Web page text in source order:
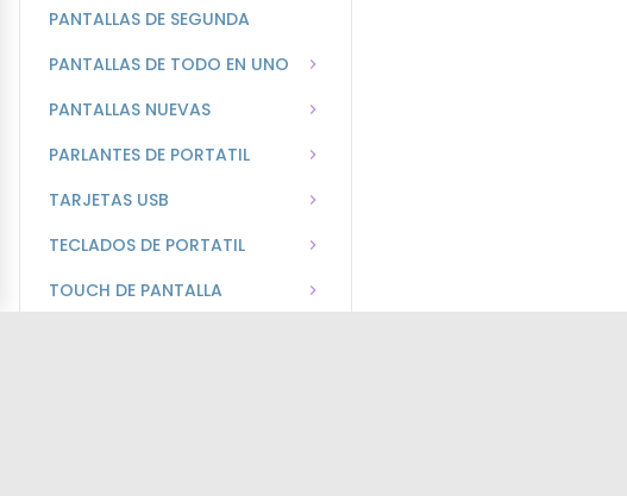
PANTALLAS DE SEGUNDA
PANTALLAS DE TODO EN UNO
PANTALLAS NUEVAS
PARLANTES DE PORTATIL
TARJETAS USB
TECLADOS DE PORTATIL
TOUCH DE PANTALLA